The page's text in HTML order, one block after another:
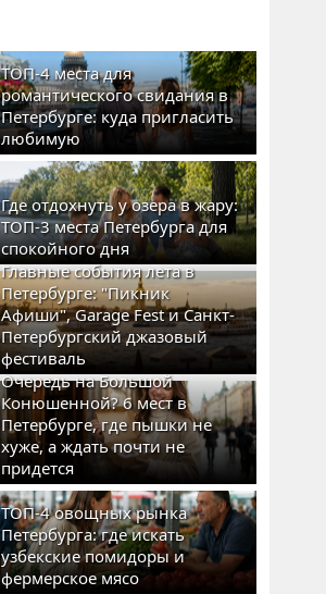
ТОП-4 места для
романтического свидания в
Петербурге: куда пригласить
любимую
Где отдохнуть у озера в жару:
ТОП-3 места Петербурга для
спокойного дня
Главные события лета в
Петербурге: "Пикник
Афиши", Garage Fest и Санкт-
Петербургский джазовый
фестиваль
Очередь на Большой
Конюшенной? 6 мест в
Петербурге, где пышки не
хуже, а ждать почти не
придется
ТОП-4 овощных рынка
Петербурга: где искать
узбекские помидоры и
фермерское мясо